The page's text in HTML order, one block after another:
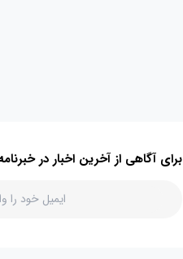
برای آگاهی از آخرین اخبار در